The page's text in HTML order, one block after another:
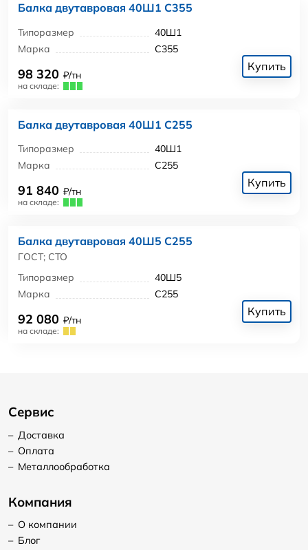
Балка двутавровая 40Ш1 С355
Типоразмер
40Ш1
Марка
С355
98 320 ₽/тн
на складе:
Купить
Балка двутавровая 40Ш1 С255
Типоразмер
40Ш1
Марка
С255
91 840 ₽/тн
на складе:
Купить
Балка двутавровая 40Ш5 С255
ГОСТ; СТО
Типоразмер
40Ш5
Марка
С255
92 080 ₽/тн
на складе:
Купить
Сервис
– Доставка
– Оплата
– Металлообработка
Компания
– О компании
– Блог